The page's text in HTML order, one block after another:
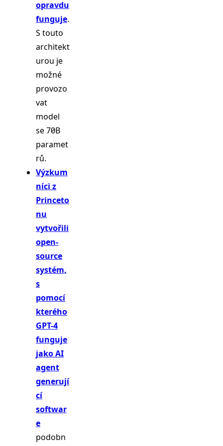
opravdu
funguje.
S touto
architekt
urou je
možné
provozo
vat
model
se 70B
paramet
rů.
Výzkum
níci z
Princeto
nu
vytvořili
open-
source
systém,
s
pomocí
kterého
GPT-4
funguje
jako AI
agent
generují
cí
softwar
e
podobn